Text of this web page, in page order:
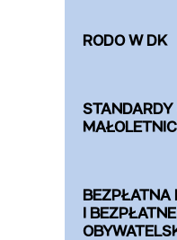
RODO W DK
BEZPŁATNA
I